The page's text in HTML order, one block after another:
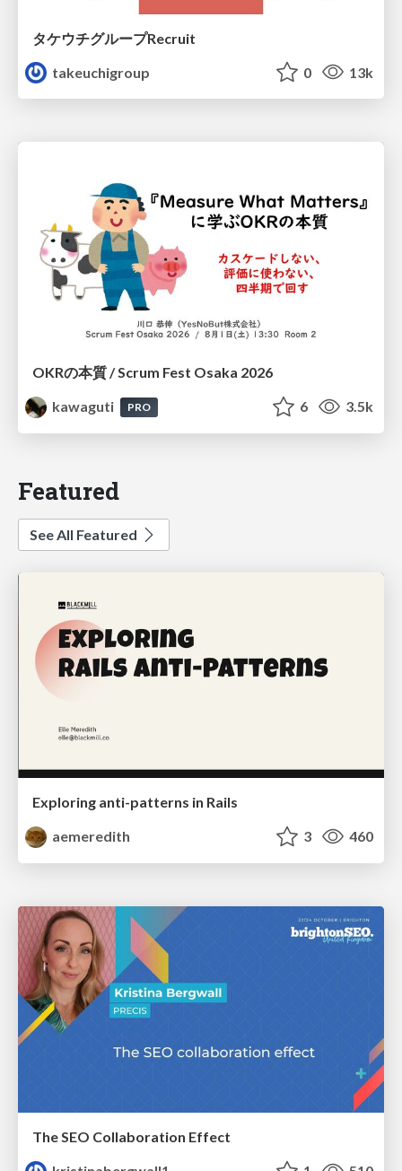
タケウチグループRecruit
takeuchigroup
0 13k
OKRの本質 / Scrum Fest Osaka 2026
kawaguti
PRO 6 3.5k
Featured
See All Featured
Exploring anti-patterns in Rails
aemeredith
3 460
The SEO Collaboration Effect